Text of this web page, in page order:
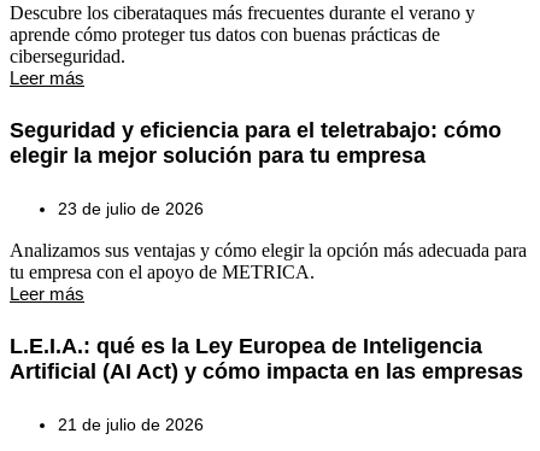
Descubre los ciberataques más frecuentes durante el verano y
aprende cómo proteger tus datos con buenas prácticas de
ciberseguridad.
Leer más
Seguridad y eficiencia para el teletrabajo: cómo
elegir la mejor solución para tu empresa
23 de julio de 2026
Analizamos sus ventajas y cómo elegir la opción más adecuada para
tu empresa con el apoyo de METRICA.
Leer más
L.E.I.A.: qué es la Ley Europea de Inteligencia
Artificial (AI Act) y cómo impacta en las empresas
21 de julio de 2026